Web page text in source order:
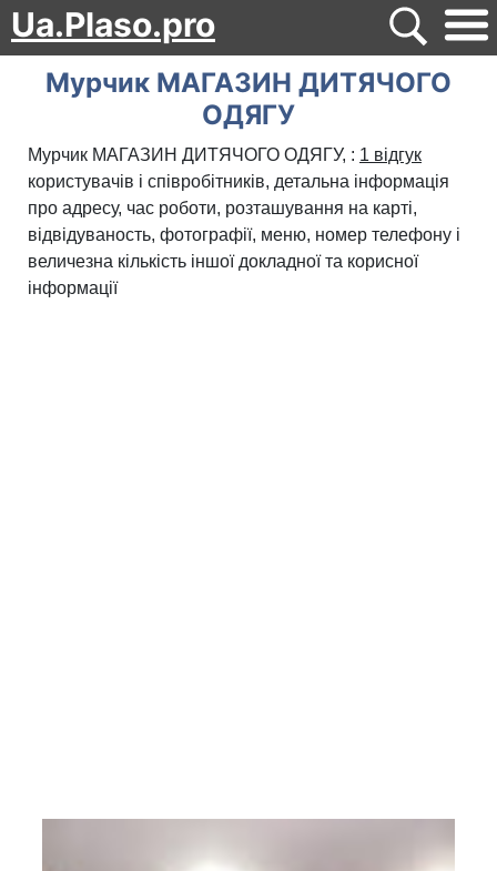
Ua.Plaso.pro
Мурчик МАГАЗИН ДИТЯЧОГО
ОДЯГУ
Мурчик МАГАЗИН ДИТЯЧОГО ОДЯГУ, : 1 відгук
користувачів і співробітників, детальна інформація
про адресу, час роботи, розташування на карті,
відвідуваность, фотографії, меню, номер телефону і
величезна кількість іншої докладної та корисної
інформації